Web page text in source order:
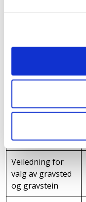
begravelsen eller
Pynting av
Veiledning for
valg av gravsted
og gravstein